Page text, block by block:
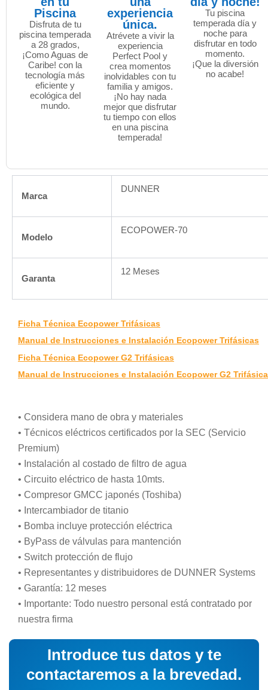
Piscina
Disfruta de tu
piscina temperada
a 28 grados,
¡Como Aguas de
Caribe! con la
tecnología más
eficiente y
ecológica del
mundo.
experiencia
única.
Atrévete a vivir la
experiencia
Perfect Pool y
crea momentos
inolvidables con tu
familia y amigos.
¡No hay nada
mejor que disfrutar
tu tiempo con ellos
en una piscina
temperada!
Tu piscina
temperada día y
noche para
disfrutar en todo
momento.
¡Que la diversión
no acabe!
Marca
DUNNER
Modelo
ECOPOWER-70
Garanta
12 Meses
Ficha Técnica Ecopower Trifásicas
Manual de Instrucciones e Instalación Ecopower Trifásicas
Ficha Técnica Ecopower G2 Trifásicas
Manual de Instrucciones e Instalación Ecopower G2
• Considera mano de obra y materiales
• Técnicos eléctricos certificados por la SEC (Servicio
Premium)
• Instalación al costado de filtro de agua
• Circuito eléctrico de hasta 10mts.
• Compresor GMCC japonés (Toshiba)
• Intercambiador de titanio
• Bomba incluye protección eléctrica
• ByPass de válvulas para mantención
• Switch protección de flujo
• Representantes y distribuidores de DUNNER Systems
• Garantía: 12 meses
• Importante: Todo nuestro personal está contratado por
nuestra firma
Introduce tus datos y te
contactaremos a la brevedad.